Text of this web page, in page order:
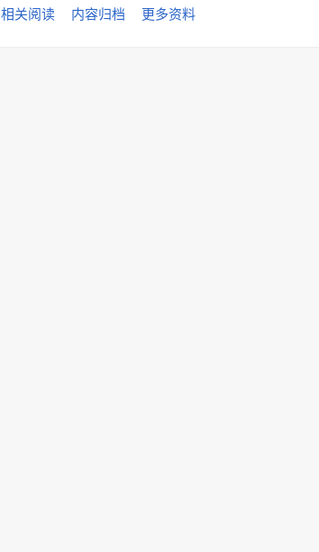
相关阅读 内容归档 更多资料